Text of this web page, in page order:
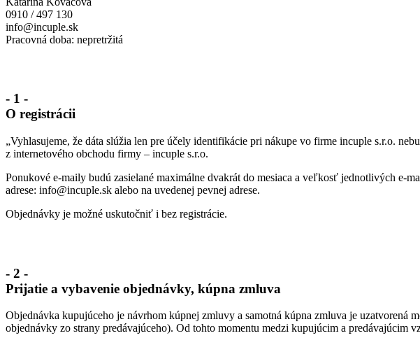
0910 / 497 130
info@incuple.sk
Pracovná doba: nepretržitá
- 1 -
O registrácii
„Vyhlasujeme, že dáta slúžia len pre účely identifikácie pri nákupe vo firme incuple s.r.o.
z internetového obchodu firmy – incuple s.r.o.
Ponukové e-maily budú zasielané maximálne dvakrát do mesiaca a veľkosť jednotlivých
adrese: info@incuple.sk alebo na uvedenej pevnej adrese.
Objednávky je možné uskutočniť i bez registrácie.
- 2 -
Prijatie a vybavenie objednávky, kúpna zmluva
Objednávka kupujúceho je návrhom kúpnej zmluvy a samotná kúpna zmluva je uzatvorená
objednávky zo strany predávajúceho). Od tohto momentu medzi kupujúcim a predávajúcim